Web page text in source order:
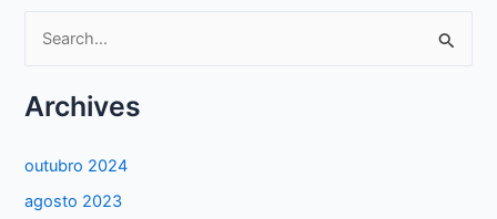
q
Archives
outubro 2024
agosto 2023